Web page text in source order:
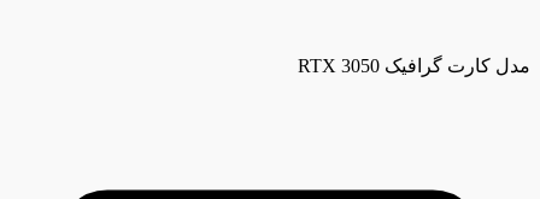
مدل کارت گرافیک RTX 3050